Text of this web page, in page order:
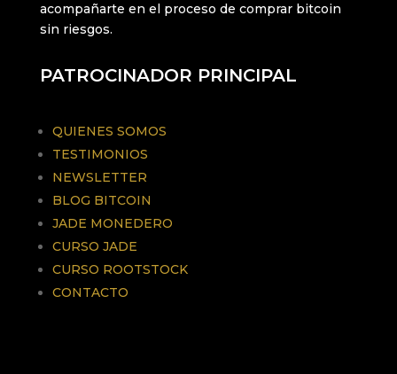
acompañarte en el proceso de comprar bitcoin
sin riesgos.
PATROCINADOR PRINCIPAL
QUIENES SOMOS
TESTIMONIOS
NEWSLETTER
BLOG BITCOIN
JADE MONEDERO
CURSO JADE
CURSO ROOTSTOCK
CONTACTO